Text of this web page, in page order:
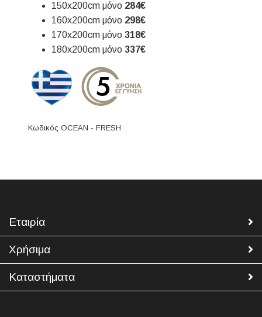
150x200cm μόνο284€
160x200cm μόνο 298€
170x200cm μόνο 318€
180x200cm μόνο 337€
Κωδικός OCEAN - FRESH
Εταιρία
Χρήσιμα
Καταστήματα